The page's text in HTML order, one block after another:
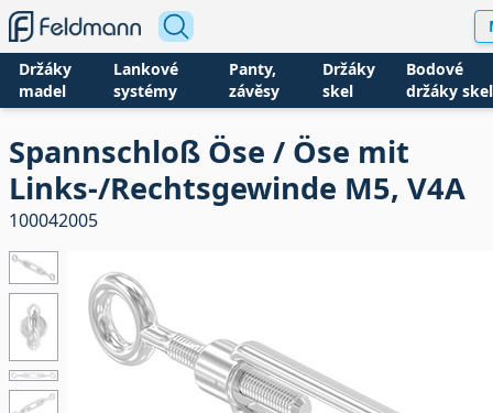
Držáky
madel
Lankové
systémy
Panty,
závěsy
Držáky
skel
Bodové
držáky skel
Spannschloß Öse / Öse mit
Links-/Rechtsgewinde M5, V4A
100042005